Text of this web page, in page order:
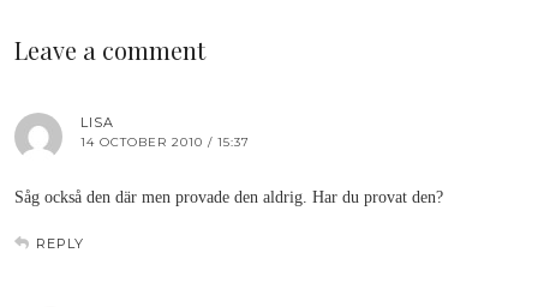
Leave a comment
LISA
14 OCTOBER 2010 / 15:37
Såg också den där men provade den aldrig. Har du provat den?
REPLY